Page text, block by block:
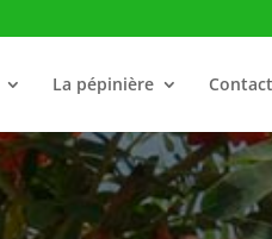
La pépinière Contact